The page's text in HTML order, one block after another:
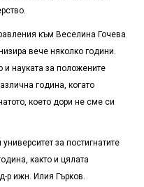
към Веселина Гочева
вече няколко години.
и науката за положените
година, когато
което дори не сме си
за постигнатите
както и цялата
р ижн. Илия Гърков.